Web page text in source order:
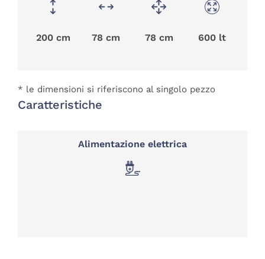
200 cm 78 cm 78 cm 600 lt
* le dimensioni si riferiscono al singolo pezzo
Caratteristiche
Alimentazione elettrica